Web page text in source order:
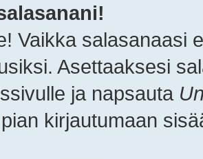
Vaikka salasanaasi
Asettaaksesi
ja napsauta
kirjautumaan